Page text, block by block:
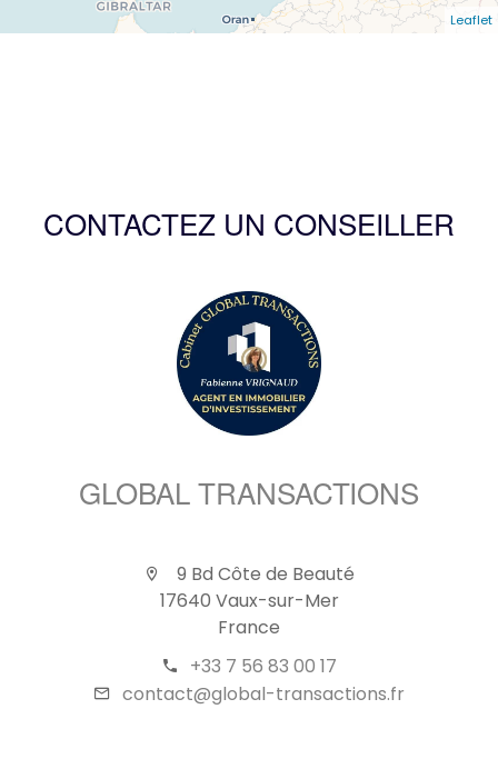
Leaflet
CONTACTEZ UN CONSEILLER
GLOBAL TRANSACTIONS
9 Bd Côte de Beauté
17640 Vaux-sur-Mer
France
+33 7 56 83 00 17
contact@global-transactions.fr